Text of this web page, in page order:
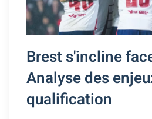
Brest s'incline
Analyse des
qualification